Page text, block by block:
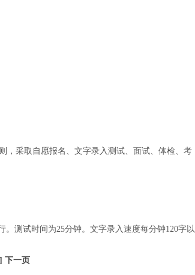
采取自愿报名、文字录入测试、面试、体检、考
测试时间为25分钟。文字录入速度每分钟120字以
下一页